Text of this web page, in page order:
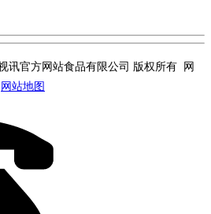
讯官方网站食品有限公司 版权所有 网
网站地图